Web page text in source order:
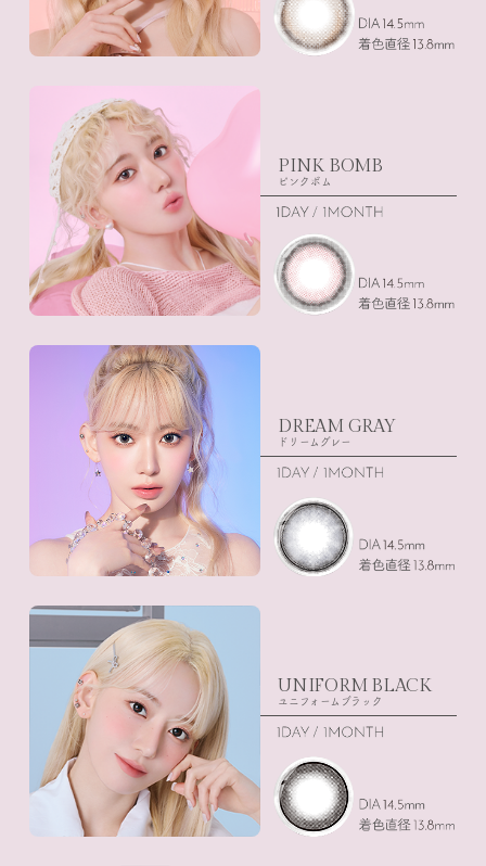
PINK BOMB
ピンクボム
DREAM GRAY
ドリームグレー
UNIFORM BLACK
ユニフォームブラック